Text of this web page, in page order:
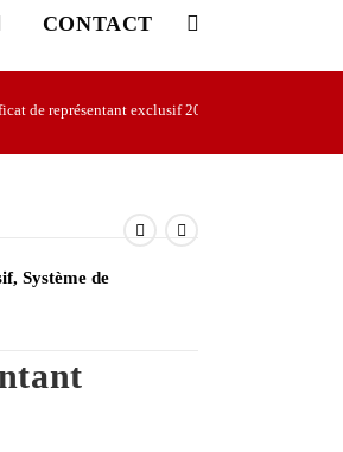
CONTACT
de représentant exclusif 2019
,Système de